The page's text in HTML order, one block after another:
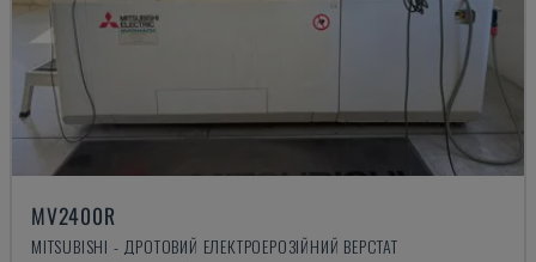
MV2400R
MITSUBISHI - ДРОТОВИЙ ЕЛЕКТРОЕРОЗІЙНИЙ ВЕРСТАТ